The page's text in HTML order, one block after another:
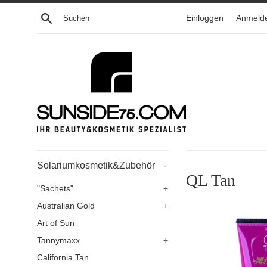
Direkt
Suchen Einloggen
Solariumkosmetik&Zubehör -
"Sachets"
+
Australian Gold
+
Art of Sun
Tannymaxx
+
California Tan
QL Tan